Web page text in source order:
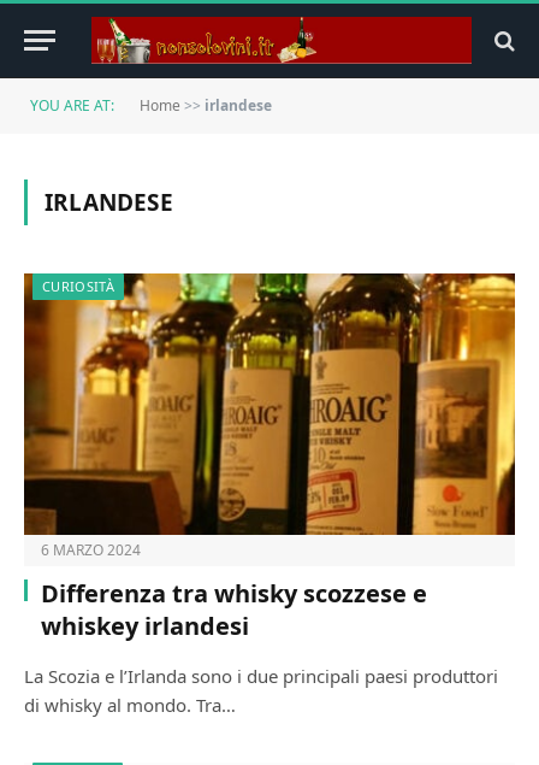
YOU ARE AT: Home >> irlandese
IRLANDESE
CURIOSITÀ
6 MARZO 2024
Differenza tra whisky scozzese e
whiskey irlandesi
La Scozia e l’Irlanda sono i due principali paesi produttori
di whisky al mondo. Tra…